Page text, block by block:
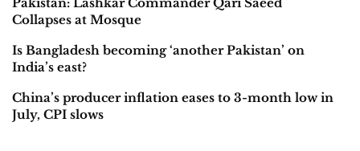
Collapses at Mosque
Is Bangladesh becoming ‘another Pakistan’ on
India’s east?
China’s producer inflation eases to 3-month low in
July, CPI slows